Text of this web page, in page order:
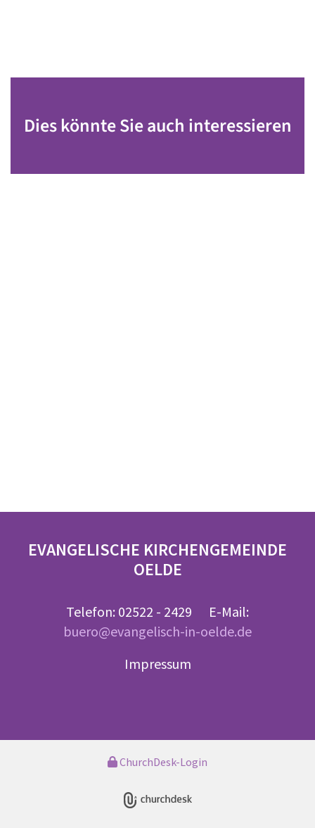
Dies könnte Sie auch interessieren
EVANGELISCHE KIRCHENGEMEINDE
OELDE
Telefon: 02522 - 2429 E-Mail:
buero@evangelisch-in-oelde.de
Impressum
ChurchDesk-Login